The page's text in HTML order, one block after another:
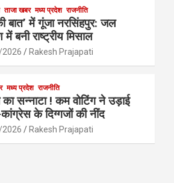
ताजा खबर मध्य प्रदेश राजनीति
बात’ में गूंजा नरसिंहपुर: जल
में बनी राष्ट्रीय मिसाल
Rakesh Prajapati
मध्य प्रदेश राजनीति
का सन्नाटा ! कम वोटिंग ने उड़ाई
के दिग्गजों की नींद
Rakesh Prajapati